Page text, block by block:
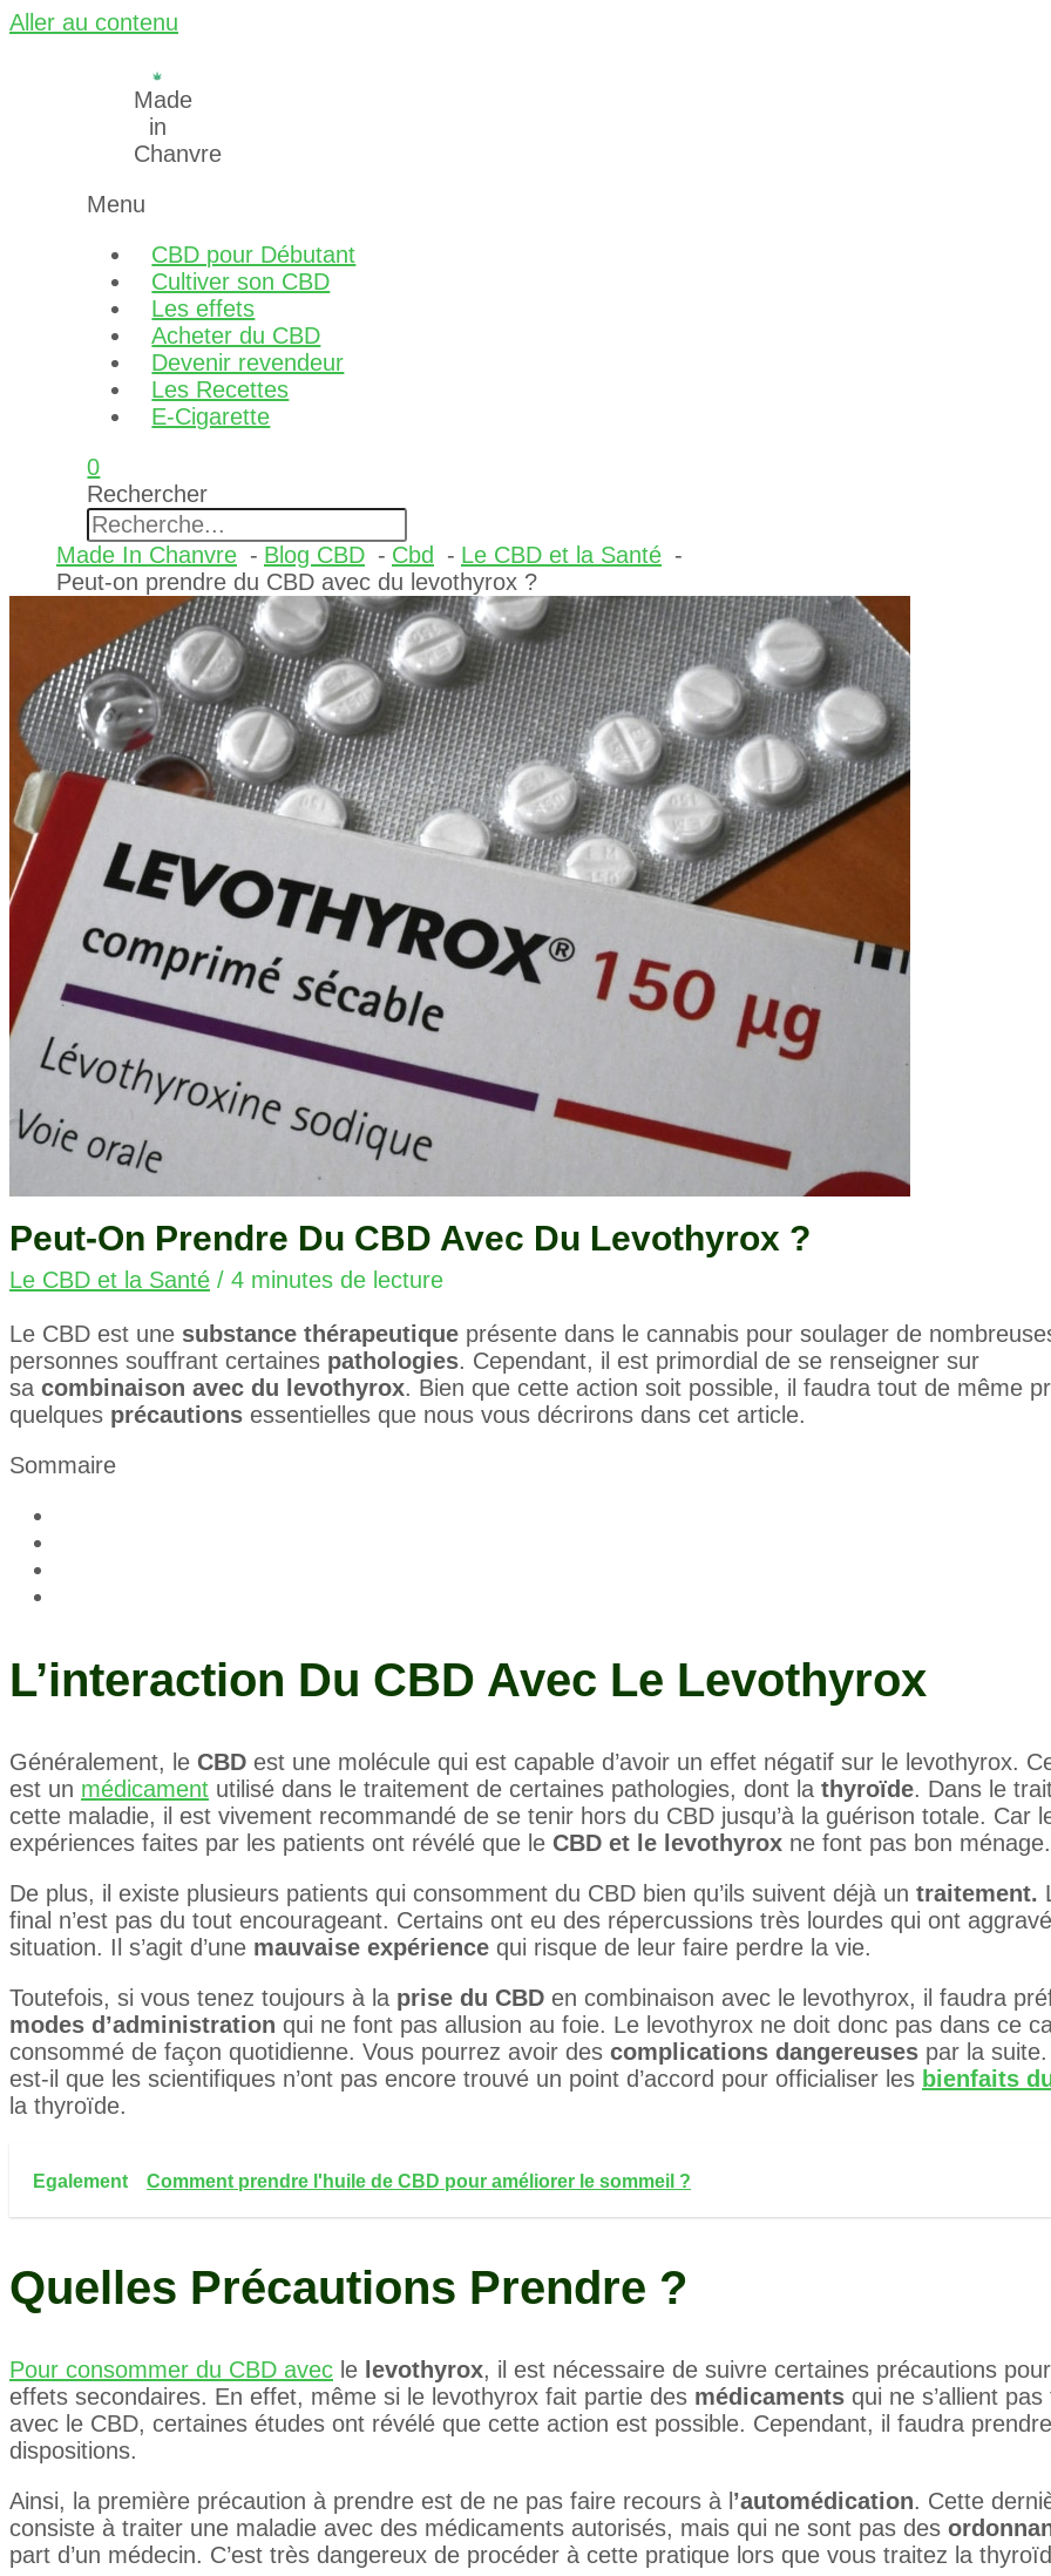
Aller au contenu
Made
in
Chanvre
Menu
CBD pour Débutant
Cultiver son CBD
Les effets
Acheter du CBD
Devenir revendeur
Les Recettes
E-Cigarette
0
Rechercher
Made In Chanvre Blog CBD Cbd
Le CBD et la Santé
Peut-on prendre du CBD avec du levothyrox ?
Peut-On Prendre Du CBD Avec Du Levothyrox ?
Le CBD et la Santé / 4 minutes de lecture
Le CBD est une substance thérapeutique présente dans le cannabis pour soulager de
personnes souffrant certaines pathologies. Cependant, il est primordial de se renseigner sur
sa combinaison avec du levothyrox. Bien que cette action soit possible, il faudra tout de même
quelques précautions essentielles que nous vous décrirons dans cet article.
Sommaire
L’interaction Du CBD Avec Le Levothyrox
Généralement, le CBD est une molécule qui est capable d’avoir un effet négatif sur le levothyrox.
est un médicament utilisé dans le traitement de certaines pathologies, dont la thyroïde. Dans le
cette maladie, il est vivement recommandé de se tenir hors du CBD jusqu’à la guérison totale. Car
expériences faites par les patients ont révélé que le CBD et le levothyrox ne font pas bon ménage.
De plus, il existe plusieurs patients qui consomment du CBD bien qu’ils suivent déjà un traitement.
final n’est pas du tout encourageant. Certains ont eu des répercussions très lourdes qui ont
situation. Il s’agit d’une mauvaise expérience qui risque de leur faire perdre la vie.
Toutefois, si vous tenez toujours à la prise du CBD en combinaison avec le levothyrox, il faudra
modes d’administration qui ne font pas allusion au foie. Le levothyrox ne doit donc pas dans ce
consommé de façon quotidienne. Vous pourrez avoir des complications dangereuses par la
est-il que les scientifiques n’ont pas encore trouvé un point d’accord pour officialiser les bienfaits
la thyroïde.
Egalement Comment prendre l'huile de CBD pour améliorer le sommeil ?
Quelles Précautions Prendre ?
Pour consommer du CBD avec le levothyrox, il est nécessaire de suivre certaines précautions
effets secondaires. En effet, même si le levothyrox fait partie des médicaments qui ne s’allient
avec le CBD, certaines études ont révélé que cette action est possible. Cependant, il faudra
dispositions.
Ainsi, la première précaution à prendre est de ne pas faire recours à l ’automédication. Cette
consiste à traiter une maladie avec des médicaments autorisés, mais qui ne sont pas des
part d’un médecin. C’est très dangereux de procéder à cette pratique lors que vous traitez la